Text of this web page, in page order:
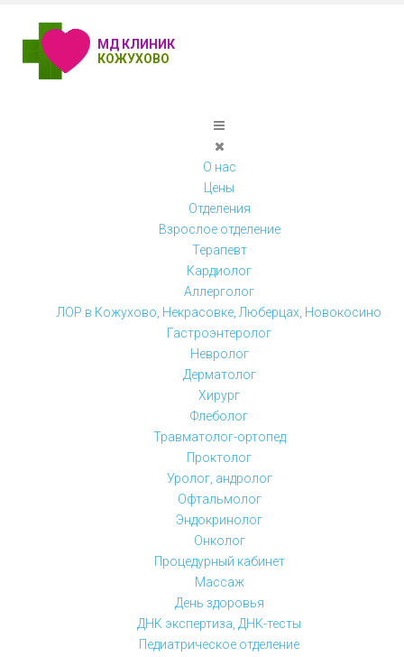
МД КЛИНИК
КОЖУХОВО
О нас
Цены
Отделения
Взрослое отделение
Терапевт
Кардиолог
Аллерголог
ЛОР в Кожухово, Некрасовке, Люберцах, Новокосино
Гастроэнтеролог
Невролог
Дерматолог
Хирург
Флеболог
Травматолог-ортопед
Проктолог
Уролог, андролог
Офтальмолог
Эндокринолог
Онколог
Процедурный кабинет
Массаж
День здоровья
ДНК экспертиза, ДНК-тесты
Педиатрическое отделение